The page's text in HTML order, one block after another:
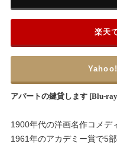
アパートの鍵貸します [Blu-
楽天
1900年代の洋画名作コメデ
1961年のアカデミー賞で5